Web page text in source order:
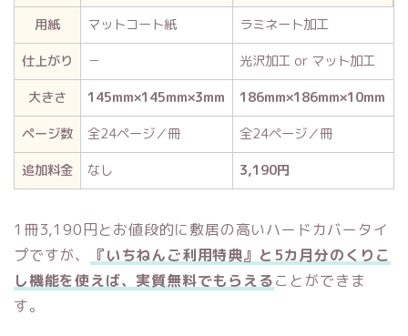
用紙
マットコート紙
ラミネート加工
仕上がり
－
光沢加工 or マット加工
大きさ
145mm×145mm×3mm
186mm×186mm×10mm
ページ数
全24ページ／冊
全24ページ／冊
追加料金
なし 3,190円
1冊3,190円とお値段的に敷居の高いハードカバータイ
プですが、
『いちねんご利用特典』と5カ月分のくりこ
し機能を使えば、実質無料でもらえることができま
す。